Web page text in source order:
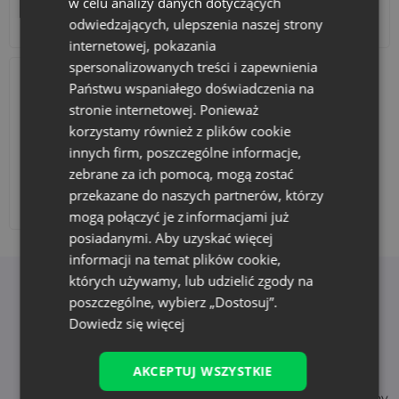
takie jak specjalne kulki czy aromatyczne płatki kwiatów.
Akcesoria i dekoracje Zestawy
Dodaj nadruk
Korzyści z wyboru Saketos
Natychmiastowa
Wysoka jakość
odwiedzających, ulepszenia naszej strony
internetowej, pokazania
spersonalizowanych treści i zapewnienia
Państwu wspaniałego doświadczenia na
stronie internetowej. Ponieważ
korzystamy również z plików cookie
innych firm, poszczególne informacje,
zebrane za ich pomocą, mogą zostać
przekazane do naszych partnerów, którzy
mogą połączyć je z informacjami już
posiadanymi. Aby uzyskać więcej
informacji na temat plików cookie,
których używamy, lub udzielić zgody na
poszczególne, wybierz „Dostosuj”.
Dowiedz się więcej
AKCEPTUJ WSZYSTKIE